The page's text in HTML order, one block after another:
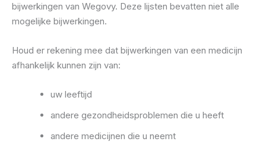
bijwerkingen van Wegovy. Deze lijsten bevatten niet alle
mogelijke bijwerkingen.
Houd er rekening mee dat bijwerkingen van een medicijn
afhankelijk kunnen zijn van:
uw leeftijd
andere gezondheidsproblemen die u heeft
andere medicijnen die u neemt